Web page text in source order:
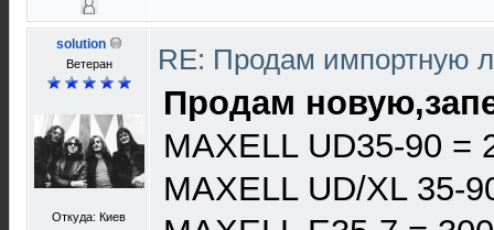
solution
Ветеран
Откуда: Киев
RE: Продам импортную
Продам
MAXELL UD35-90 =
MAXELL UD/XL 35-